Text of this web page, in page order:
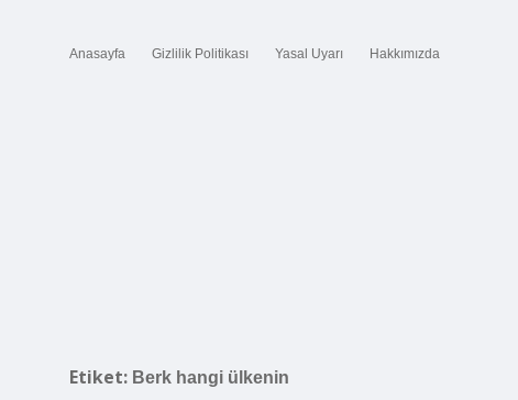
Anasayfa Gizlilik Politikası Yasal Uyarı Hakkımızda
Etiket: Berk hangi ülkenin